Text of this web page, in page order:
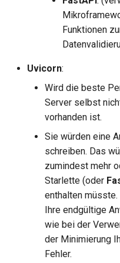
Encoders -
Static Files - StaticFiles
Templating -
Test Client - TestClient
Funktionen
Uvicorn:
Wird die beste
Server selbst
vorhanden ist.
Sie würden eine
schreiben. Das
zumindest mehr
Starlette (oder
enthalten
Ihre endgültige
wie bei der
der Minimierung
Fehler.